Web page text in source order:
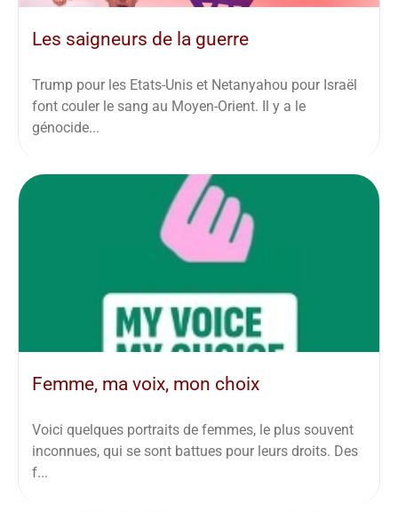
Les saigneurs de la guerre
Trump pour les Etats-Unis et Netanyahou pour Israël
font couler le sang au Moyen-Orient. Il y a le
génocide...
Femme, ma voix, mon choix
Voici quelques portraits de femmes, le plus souvent
inconnues, qui se sont battues pour leurs droits. Des
f...